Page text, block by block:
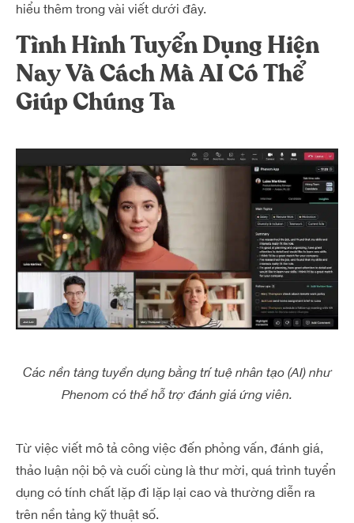
hiểu thêm trong vài viết dưới đây.
Tình Hình Tuyển Dụng Hiện
Nay Và Cách Mà AI Có Thể
Giúp Chúng Ta
Các nền tảng tuyển dụng bằng trí tuệ nhân tạo (AI) như
Phenom có thể hỗ trợ đánh giá ứng viên.
Từ việc viết mô tả công việc đến phỏng vấn, đánh giá,
thảo luận nội bộ và cuối cùng là thư mời, quá trình tuyển
dụng có tính chất lặp đi lặp lại cao và thường diễn ra
trên nền tảng kỹ thuật số.